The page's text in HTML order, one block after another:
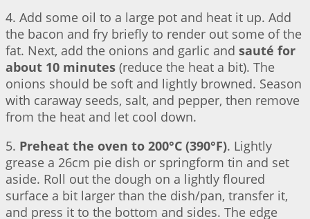
4. Add some oil to a large pot and heat it up. Add
the bacon and fry briefly to render out some of the
fat. Next, add the onions and garlic and sauté for
about 10 minutes (reduce the heat a bit). The
onions should be soft and lightly browned. Season
with caraway seeds, salt, and pepper, then remove
from the heat and let cool down.
5. Preheat the oven to 200°C (390°F). Lightly
grease a 26cm pie dish or springform tin and set
aside. Roll out the dough on a lightly floured
surface a bit larger than the dish/pan, transfer it,
and press it to the bottom and sides. The edge